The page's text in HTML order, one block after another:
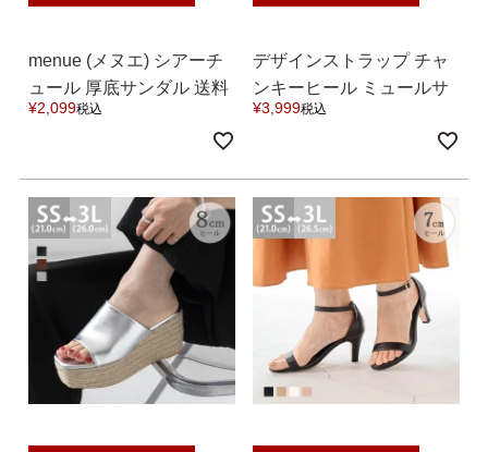
menue (メヌエ) シアーチ
ュール 厚底サンダル 送料
無料
¥2,099税込
デザインストラップ チャ
ンキーヒール ミュールサ
ンダル 送料無料
¥3,999税込